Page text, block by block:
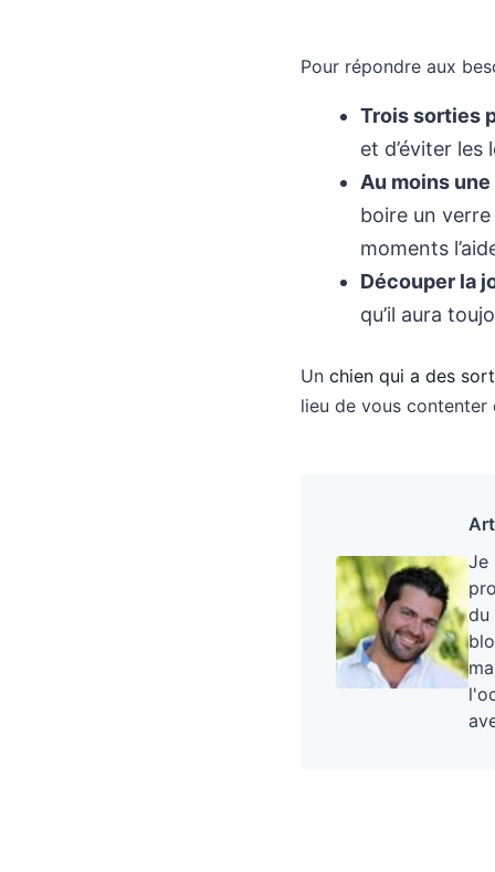
Pour répondre aux
Trois sorties
et d’éviter les
Au moins
boire un
moments
Découper la
qu’il aura
Un chien qui a des
lieu de vous
Je
du